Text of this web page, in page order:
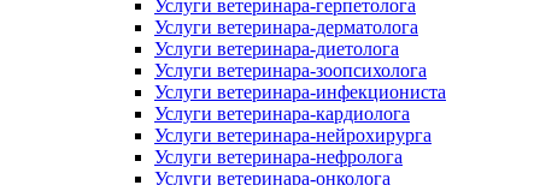
Услуги ветеринара-герпетолога
Услуги ветеринара-дерматолога
Услуги ветеринара-диетолога
Услуги ветеринара-зоопсихолога
Услуги ветеринара-инфекциониста
Услуги ветеринара-кардиолога
Услуги ветеринара-нейрохирурга
Услуги ветеринара-нефролога
Услуги ветеринара-онколога